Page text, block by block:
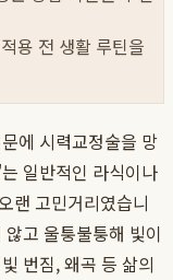
용 전 생활 루틴을
에 시력교정술을 망
일반적인 라식이나
랜 고민거리였습니
고 울퉁불퉁해 빛이
번짐, 왜곡 등 삶의